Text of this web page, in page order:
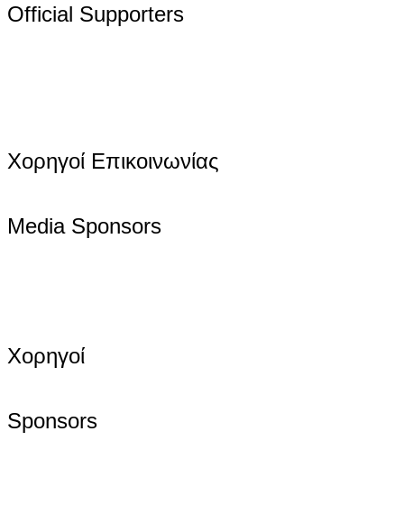
Official Supporters
Χορηγοί Επικοινωνίας
Media Sponsors
Χορηγοί
Sponsors